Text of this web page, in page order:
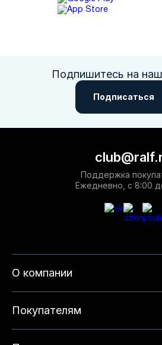
Подпишитесь на
Подписаться
О компании
Покупателям
Поддержка
Ежедневно, с 8:00